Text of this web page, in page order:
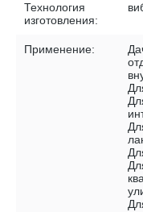
Технология
изготовления:
Применение: